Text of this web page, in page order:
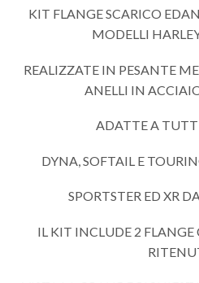
KIT FLANGE SCARICO
MODELLI
REALIZZATE IN PESANTE
ANELLI IN
ADATTE A
DYNA, SOFTAIL E
SPORTSTER ED XR
IL KIT INCLUDE 2 FLANGE